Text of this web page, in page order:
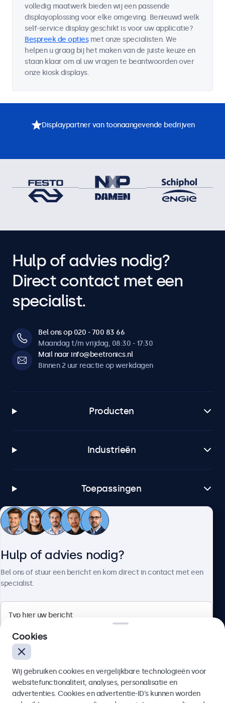
volledig maatwerk bieden wij een passende
displayoplossing voor elke omgeving. Benieuwd welk
self-service display geschikt is voor uw applicatie?
Bespreek de optiesmet onze specialisten. We
helpen u graag bij het maken van de juiste keuze en
staan klaar om al uw vragen te beantwoorden over
onze kiosk displays.
Displaypartner van toonaangevende bedrijven
Hulp of advies nodig?
Direct contact met een
specialist.
Bel ons op 020 - 700 83 66
Maandag t/m vrijdag, 08:30 - 17:30
Mail naar info@beetronics.nl
Binnen 2 uur reactie op werkdagen
Producten
Industrieën
Toepassingen
Klantenservice
4.8/5 door 5000+ bedrijven
Nederlands
Hulp of advies nodig?
Bel ons of stuur een bericht en kom direct in contact met een
specialist.
Cookies
Wij gebruiken cookies en vergelijkbare technologieën voor
websitefunctionaliteit, analyses, personalisatie en
advertenties. Cookies en advertentie-ID’s kunnen worden